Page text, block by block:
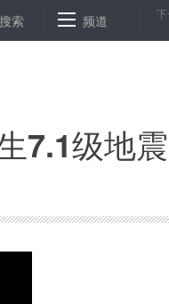
网络售药该“吃药了” “
搜索 频道
7.1级地震